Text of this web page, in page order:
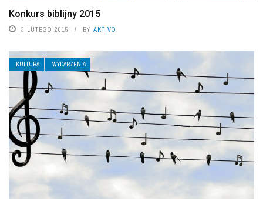
Konkurs biblijny 2015
3 LUTEGO 2015 BY AKTIVO
KULTURA WYDARZENIA